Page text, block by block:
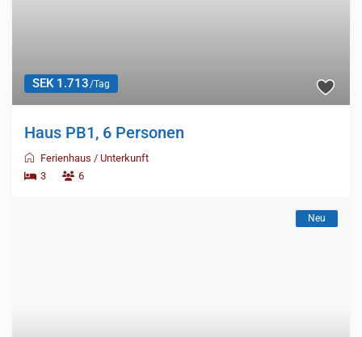
SEK 1.713/Tag
Haus PB1, 6 Personen
Ferienhaus /Unterkunft
3
6
Neu